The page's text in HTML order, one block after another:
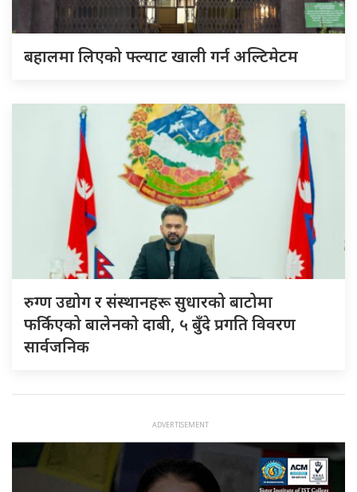
बहालमा लिएको फ्ल्याट खाली गर्न अल्टिमेटम
रुग्ण उद्योग र संस्थानहरू सुधारको बाटोमा
फर्किएको बालेनकाे दाबी, ५ बुँदे प्रगति विवरण
सार्वजनिक